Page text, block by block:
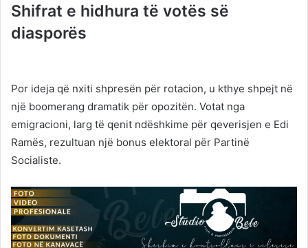
Shifrat e hidhura të votës së
diasporës
Por ideja që nxiti shpresën për rotacion, u kthye shpejt në
një boomerang dramatik për opozitën. Votat nga
emigracioni, larg të qenit ndëshkime për qeverisjen e Edi
Ramës, rezultuan një bonus elektoral për Partinë
Socialiste.